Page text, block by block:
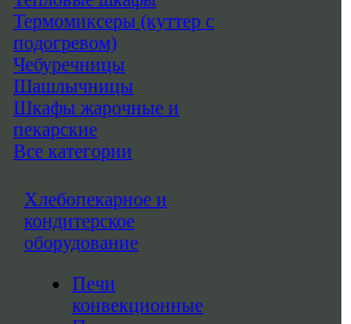
Термомиксеры (куттер с
подогревом)
Чебуречницы
Шашлычницы
Шкафы жарочные и
пекарские
Все категории
Хлебопекарное и
кондитерское
оборудование
Печи
конвекционные